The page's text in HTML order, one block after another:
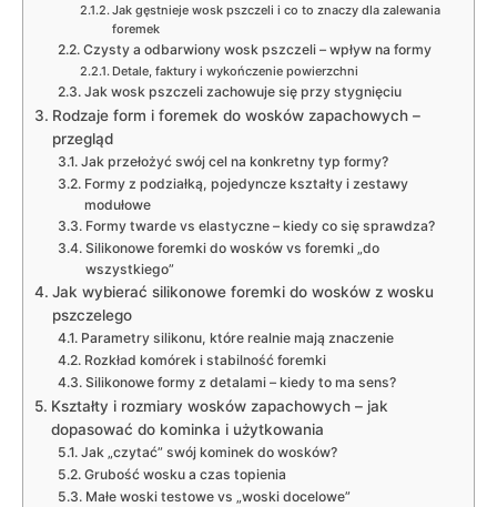
Jak gęstnieje wosk pszczeli i co to znaczy dla zalewania
foremek
Czysty a odbarwiony wosk pszczeli – wpływ na formy
Detale, faktury i wykończenie powierzchni
Jak wosk pszczeli zachowuje się przy stygnięciu
Rodzaje form i foremek do wosków zapachowych –
przegląd
Jak przełożyć swój cel na konkretny typ formy?
Formy z podziałką, pojedyncze kształty i zestawy
modułowe
Formy twarde vs elastyczne – kiedy co się sprawdza?
Silikonowe foremki do wosków vs foremki „do
wszystkiego”
Jak wybierać silikonowe foremki do wosków z wosku
pszczelego
Parametry silikonu, które realnie mają znaczenie
Rozkład komórek i stabilność foremki
Silikonowe formy z detalami – kiedy to ma sens?
Kształty i rozmiary wosków zapachowych – jak
dopasować do kominka i użytkowania
Jak „czytać” swój kominek do wosków?
Grubość wosku a czas topienia
Małe woski testowe vs „woski docelowe”